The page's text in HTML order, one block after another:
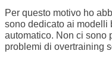
Per questo motivo ho
sono dedicato ai modelli
automatico. Non ci sono
problemi di overtraining